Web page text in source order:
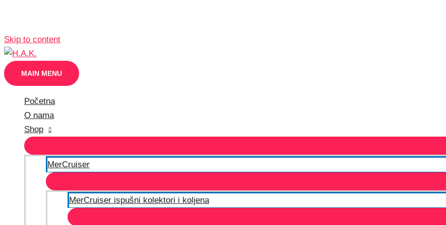
Skip to content
MAIN MENU
Početna
O nama
Shop
MerCruiser
MerCruiser ispušni kolektori i koljena